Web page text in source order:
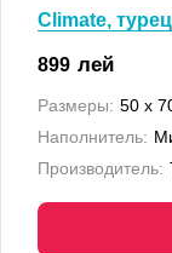
Climate,
899 лей
Размеры: 50 x
Наполнитель:
Производитель: